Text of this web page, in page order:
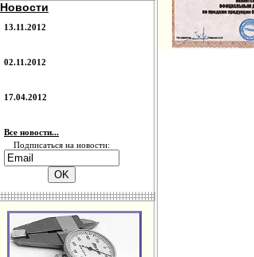
Новости
13.11.2012
02.11.2012
17.04.2012
Все новости...
Подписаться на новости: